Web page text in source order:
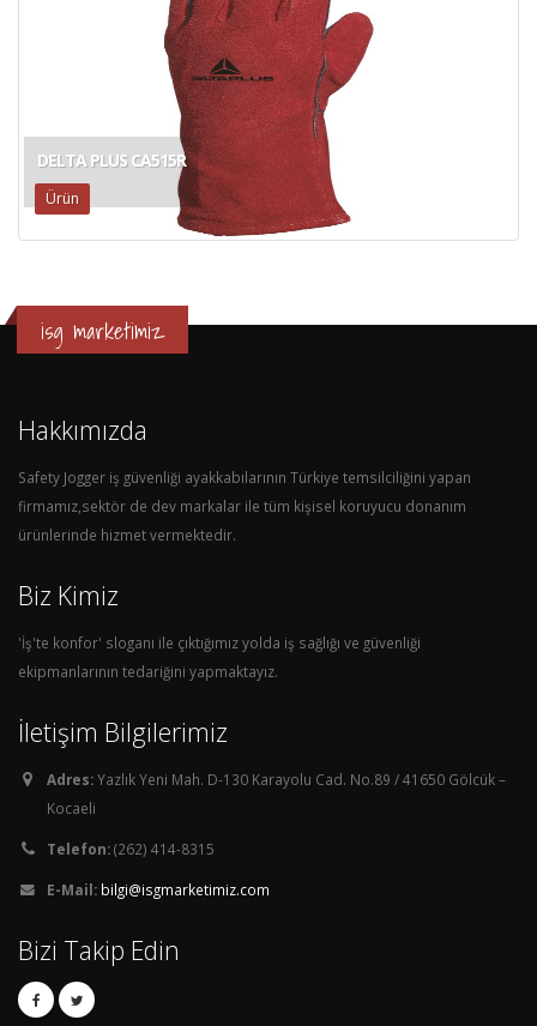
DELTA PLUS CA515R
Ürün
isg marketimiz
Hakkımızda
Safety Jogger iş güvenliği ayakkabılarının Türkiye temsilciliğini yapan
firmamız,sektör de dev markalar ile tüm kişisel koruyucu donanım
ürünlerinde hizmet vermektedir.
Biz Kimiz
'İş'te konfor' sloganı ile çıktığımız yolda iş sağlığı ve güvenliği
ekipmanlarının tedariğini yapmaktayız.
İletişim Bilgilerimiz
Adres:Yazlık Yeni Mah. D-130 Karayolu Cad. No.89 / 41650 Gölcük –
Kocaeli
Telefon:(262) 414-8315
E-Mail: bilgi@isgmarketimiz.com
Bizi Takip Edin